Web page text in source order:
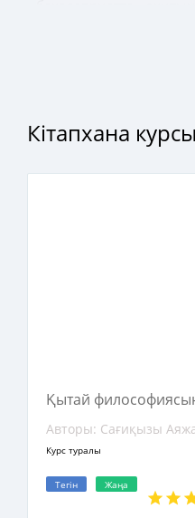
Кітапхана курсы
Қытай
Авторы: Сағиқызы
Курс туралы
Тегін
Жаңа